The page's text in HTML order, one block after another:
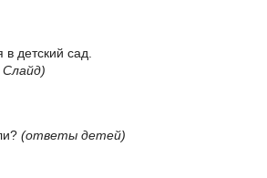
детский сад.
(ответы детей)